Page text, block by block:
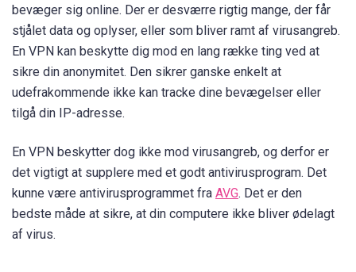
bevæger sig online. Der er desværre rigtig mange, der får
stjålet data og oplyser, eller som bliver ramt af virusangreb.
En VPN kan beskytte dig mod en lang række ting ved at
sikre din anonymitet. Den sikrer ganske enkelt at
udefrakommende ikke kan tracke dine bevægelser eller
tilgå din IP-adresse.
En VPN beskytter dog ikke mod virusangreb, og derfor er
det vigtigt at supplere med et godt antivirusprogram. Det
kunne være antivirusprogrammet fra AVG. Det er den
bedste måde at sikre, at din computere ikke bliver ødelagt
af virus.